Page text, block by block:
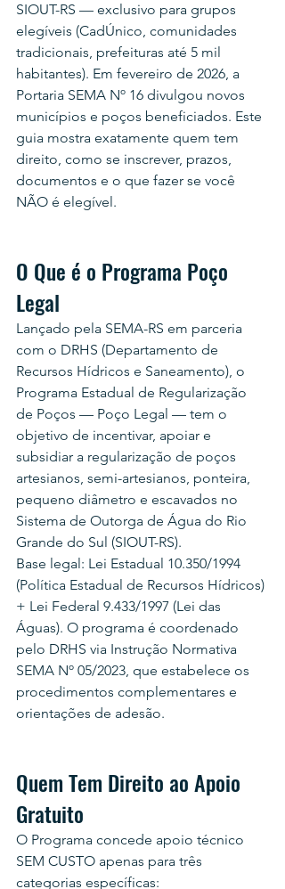
SIOUT-RS — exclusivo para grupos
elegíveis (CadÚnico, comunidades
tradicionais, prefeituras até 5 mil
habitantes). Em fevereiro de 2026, a
Portaria SEMA Nº 16 divulgou novos
municípios e poços beneficiados. Este
guia mostra exatamente quem tem
direito, como se inscrever, prazos,
documentos e o que fazer se você
NÃO é elegível.
O Que é o Programa Poço
Legal
Lançado pela SEMA-RS em parceria
com o DRHS (Departamento de
Recursos Hídricos e Saneamento), o
Programa Estadual de Regularização
de Poços — Poço Legal — tem o
objetivo de incentivar, apoiar e
subsidiar a regularização de poços
artesianos, semi-artesianos, ponteira,
pequeno diâmetro e escavados no
Sistema de Outorga de Água do Rio
Grande do Sul (SIOUT-RS).
Base legal: Lei Estadual 10.350/1994
(Política Estadual de Recursos Hídricos)
+ Lei Federal 9.433/1997 (Lei das
Águas). O programa é coordenado
pelo DRHS via Instrução Normativa
SEMA Nº 05/2023, que estabelece os
procedimentos complementares e
orientações de adesão.
Quem Tem Direito ao Apoio
Gratuito
O Programa concede apoio técnico
SEM CUSTO apenas para três
categorias específicas: